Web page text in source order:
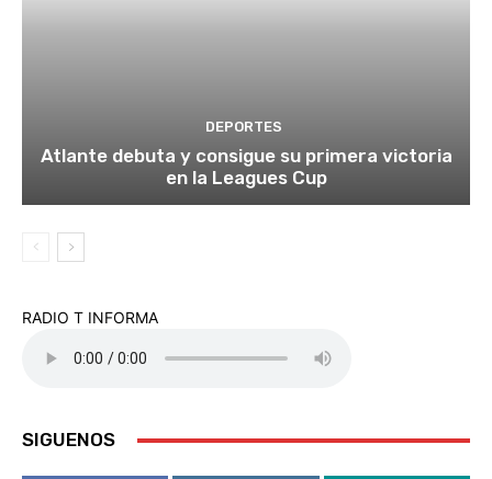
DEPORTES
Atlante debuta y consigue su primera victoria
en la Leagues Cup
RADIO T INFORMA
SIGUENOS